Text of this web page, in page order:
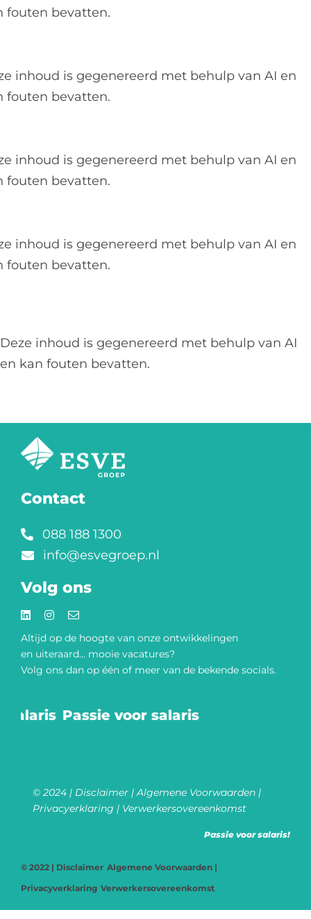
fouten bevatten.
inhoud is gegenereerd met behulp van AI en
fouten bevatten.
inhoud is gegenereerd met behulp van AI en
fouten bevatten.
inhoud is gegenereerd met behulp van AI en
fouten bevatten.
Deze inhoud is gegenereerd met behulp van AI
en kan fouten bevatten.
Contact
088 188 1300
info@esvegroep.nl
Volg ons
Altijd op de hoogte van onze ontwikkelingen
en uiteraard… mooie vacatures?
Volg ons dan op één of meer van de bekende socials.​
Passie voor salaris
© 2024 | Disclaimer |Algemene Voorwaarden |
Privacyerklaring | Verwerkersovereenkomst
Passie voor salaris!
© 2022 | Disclaimer Algemene Voorwaarden|
Privacyverklaring Verwerkersovereenkomst